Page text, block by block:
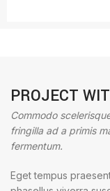
PROJECT
Commodo
fringilla ad a primis
fermentum.
Eget tempus